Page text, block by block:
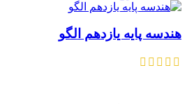
هندسه پایه یازدهم الگو